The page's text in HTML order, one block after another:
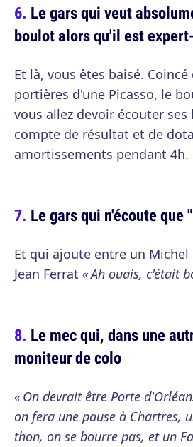
Le gars qui veut
boulot alors qu'il est
Et là, vous êtes baisé.
portières d'une Picasso, le
vous allez devoir écouter
compte de résultat et de
amortissements pendant 4h.
Le gars qui n'écoute que
Et qui ajoute entre un Michel
Jean Ferrat « Ah ouais, c'était
Le mec qui, dans une
moniteur de colo
« On devrait être Porte
on fera une pause à Chartres,
thon, on se bourre pas, et un